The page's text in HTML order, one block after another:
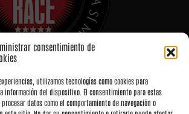
consentimiento de
utilizamos tecnologías como cookies para
información del dispositivo. El consentimiento para estas
datos como el comportamiento de navegación o